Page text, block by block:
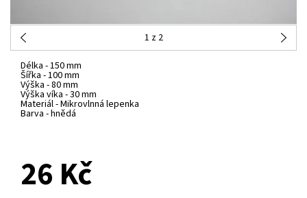
1 z 2
Délka -150 mm
Šířka -100 mm
Výška -80 mm
Výška víka -30 mm
Materiál -Mikrovlnná lepenka
Barva -hnědá
26 Kč